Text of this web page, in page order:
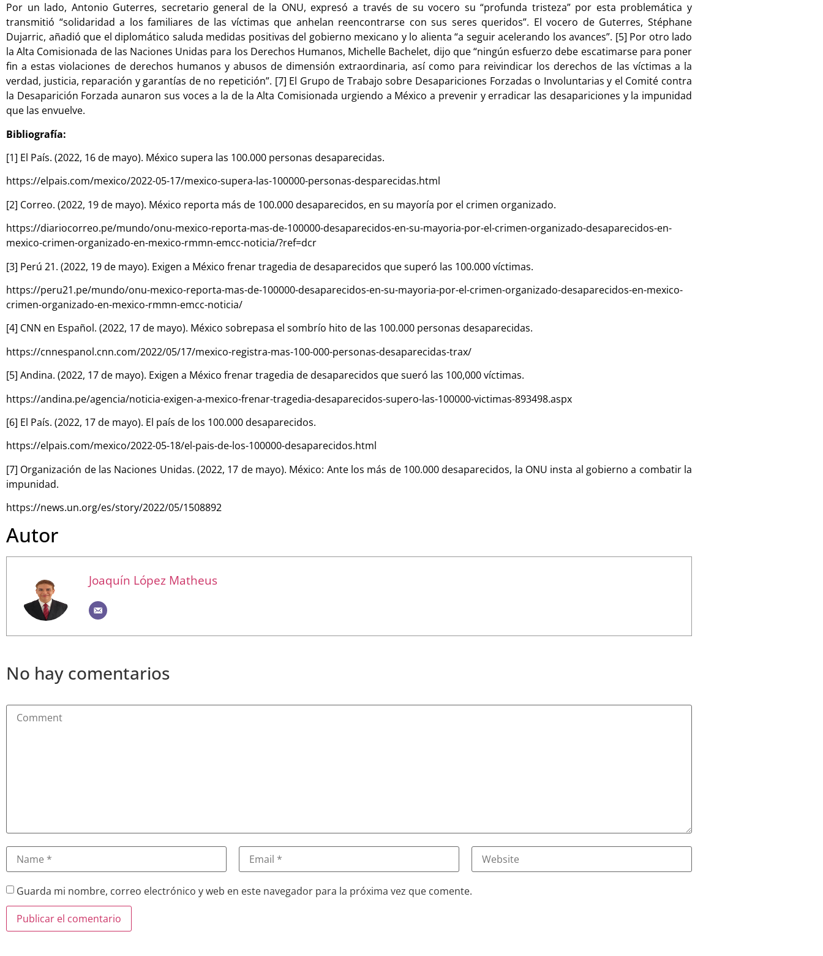
Por un lado, Antonio Guterres, secretario general de la ONU, expresó a través de su vocero su “profunda tristeza” por esta problemática y
transmitió “solidaridad a los familiares de las víctimas que anhelan reencontrarse con sus seres queridos”. El vocero de Guterres, Stéphane
Dujarric, añadió que el diplomático saluda medidas positivas del gobierno mexicano y lo alienta “a seguir acelerando los avances”. [5] Por otro lado
la Alta Comisionada de las Naciones Unidas para los Derechos Humanos, Michelle Bachelet, dijo que “ningún esfuerzo debe escatimarse para poner
fin a estas violaciones de derechos humanos y abusos de dimensión extraordinaria, así como para reivindicar los derechos de las víctimas a la
verdad, justicia, reparación y garantías de no repetición”. [7] El Grupo de Trabajo sobre Desapariciones Forzadas o Involuntarias y el Comité contra
la Desaparición Forzada aunaron sus voces a la de la Alta Comisionada urgiendo a México a prevenir y erradicar las desapariciones y la impunidad
que las envuelve.
Bibliografía:
[1] El País. (2022, 16 de mayo). México supera las 100.000 personas desaparecidas.
https://elpais.com/mexico/2022-05-17/mexico-supera-las-100000-personas-desparecidas.html
[2] Correo. (2022, 19 de mayo). México reporta más de 100.000 desaparecidos, en su mayoría por el crimen organizado.
https://diariocorreo.pe/mundo/onu-mexico-reporta-mas-de-100000-desaparecidos-en-su-mayoria-por-el-crimen-organizado-desaparecidos-en-
mexico-crimen-organizado-en-mexico-rmmn-emcc-noticia/?ref=dcr
[3] Perú 21. (2022, 19 de mayo). Exigen a México frenar tragedia de desaparecidos que superó las 100.000 víctimas.
https://peru21.pe/mundo/onu-mexico-reporta-mas-de-100000-desaparecidos-en-su-mayoria-por-el-crimen-organizado-desaparecidos-en-mexico-
crimen-organizado-en-mexico-rmmn-emcc-noticia/
[4] CNN en Español. (2022, 17 de mayo). México sobrepasa el sombrío hito de las 100.000 personas desaparecidas.
https://cnnespanol.cnn.com/2022/05/17/mexico-registra-mas-100-000-personas-desaparecidas-trax/
[5] Andina. (2022, 17 de mayo). Exigen a México frenar tragedia de desaparecidos que sueró las 100,000 víctimas.
https://andina.pe/agencia/noticia-exigen-a-mexico-frenar-tragedia-desaparecidos-supero-las-100000-victimas-893498.aspx
[6] El País. (2022, 17 de mayo). El país de los 100.000 desaparecidos.
https://elpais.com/mexico/2022-05-18/el-pais-de-los-100000-desaparecidos.html
[7] Organización de las Naciones Unidas. (2022, 17 de mayo). México: Ante los más de 100.000 desaparecidos, la ONU insta al gobierno a combatir la
impunidad.
https://news.un.org/es/story/2022/05/1508892
Autor
Joaquín López Matheus
No hay comentarios
Guarda mi nombre, correo electrónico y web en este navegador para la próxima vez que comente.